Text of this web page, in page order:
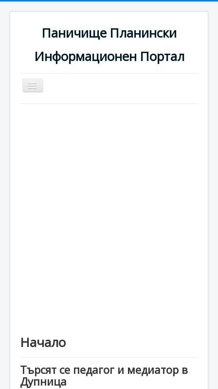
Паничище Планински
Информационен Портал
Превключи
навигация
Начало
Търсят се педагог и медиатор в
Дупница